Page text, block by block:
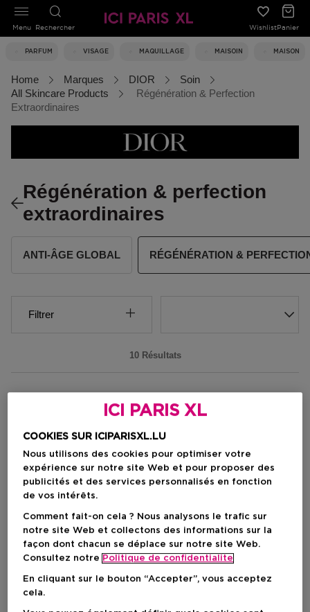
Rechercher WishlistPanier
PARFUM VISAGE MAQUILLAGE MAISOIN MAISON
Menu
Home Marques DIOR
Soin
All Skincare Products
Régénération & Perfection
Extraordinaires
Régénération & perfection
extraordinaires
ANTI-ÂGE GLOBAL RÉGÉNÉRATION &
Filtrer
10 Résultats
Nouveau
DIOR
Dior Prestige Le Baume Démaquillant
Nouveau
Dior Prestige La Mousse
ICI PARIS XL
COOKIES SUR ICIPARISXL.LU
Nous utilisons des cookies pour optimiser votre
expérience sur notre site Web et pour proposer des
publicités et des services personnalisés en fonction
de vos intérêts.
Comment fait-on cela ? Nous analysons le trafic sur
notre site Web et collectons des informations sur la
façon dont chacun se déplace sur notre site Web.
Consultez notre Politique de confidentialite
En cliquant sur le bouton “Accepter”, vous acceptez
cela.